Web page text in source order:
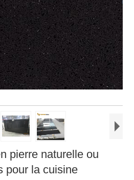
pierre naturelle ou
pour la cuisine